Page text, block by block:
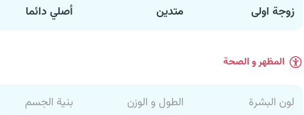
زوجة اولى
متدين
أصلي دائما
المظهر و الصحة
لون البشرة
الطول و الوزن
بنية الجسم